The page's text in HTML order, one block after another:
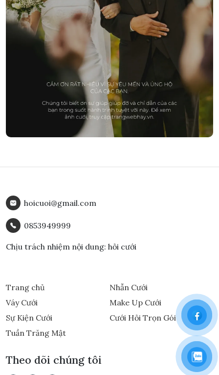
hoicuoi@gmail.com
0853949999
Chịu trách nhiệm nội dung: hỏi cưới
Trang chủ
Nhẫn Cưới
Váy Cưới
Make Up Cưới
Sự Kiện Cưới
Cưới Hỏi Trọn Gói
Tuần Trăng Mật
Theo dõi chúng tôi